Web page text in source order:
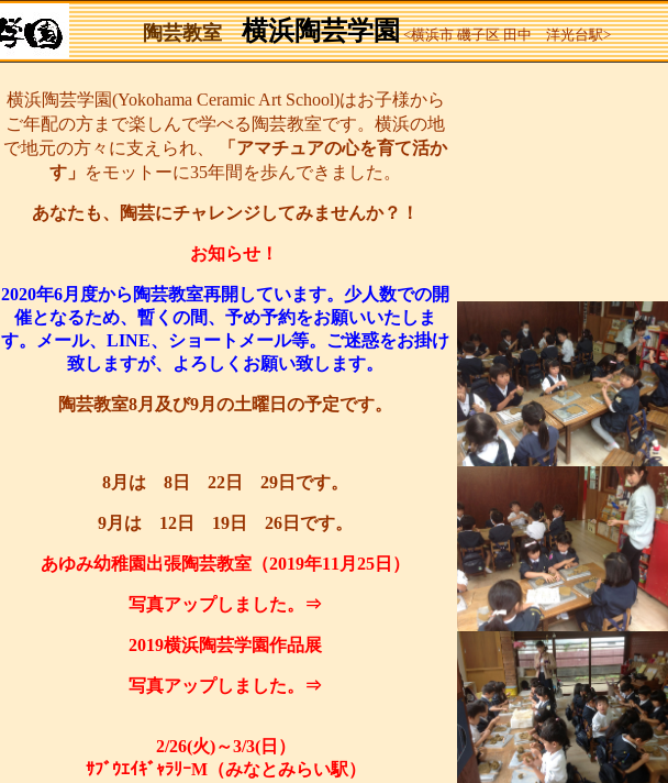
陶芸教室 横浜陶芸学園 <横浜市 磯子区 田中 洋光台駅>
横浜陶芸学園(Yokohama Ceramic Art School)はお子様から
ご年配の方まで楽しんで学べる陶芸教室です。横浜の地
で地元の方々に支えられ、
「アマチュアの心を育て活か
す」
をモットーに35年間を歩んできました。
あなたも、陶芸にチャレンジしてみませんか？！
お知らせ！
2020年6月度から陶芸教室再開しています。少人数での開
催となるため、暫くの間、予め予約をお願いいたしま
す。メール、LINE、ショートメール等。ご迷惑をお掛け
致しますが、よろしくお願い致します。
陶芸教室8月及び9月の土曜日の予定です。
8月は 8日 22日 29日です。
9月は 12日 19日 26日です。
あゆみ幼稚園出張陶芸教室（2019年11月25日）
写真アップしました。⇒
2019横浜陶芸学園作品展
写真アップしました。⇒
2/26(火)～3/3(日）
ｻﾌﾞｳｴｲｷﾞｬﾗﾘｰM（みなとみらい駅）